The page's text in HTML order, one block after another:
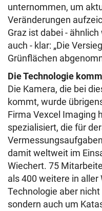
unternommen, um
Veränderungen
Graz ist dabei -
auch - klar: „Die
Grünflächen
Die Technologie
Die Kamera, die bei
kommt, wurde
Firma Vexcel Imaging
spezialisiert, die für
damit weltweit im
Wiechert. 75
als 400 weitere in aller
Technologie aber
sondern auch um